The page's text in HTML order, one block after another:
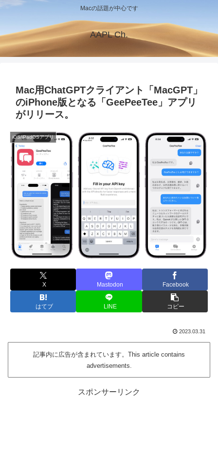
Macの話題が中心です
AAPL Ch.
Mac用ChatGPTクライアント「MacGPT」
のiPhone版となる「GeePeeTee」アプリ
がリリース。
iOS/iPadOSアプリ
X Mastodon Facebook
はてブ LINE コピー
2023.03.31
記事内に広告が含まれています。This article contains
advertisements.
スポンサーリンク